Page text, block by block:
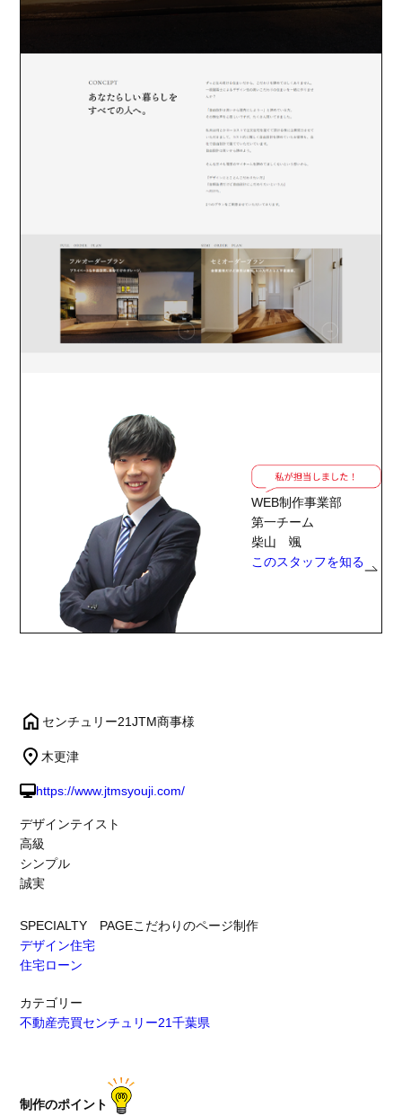
WEB制作事業部
第一チーム
柴山 颯
このスタッフを知る
センチュリー21JTM商事様
木更津
https://www.jtmsyouji.com/
デザインテイスト
高級
シンプル
誠実
SPECIALTY PAGEこだわりのページ制作
デザイン住宅
住宅ローン
カテゴリー
不動産売買センチュリー21千葉県
制作のポイント